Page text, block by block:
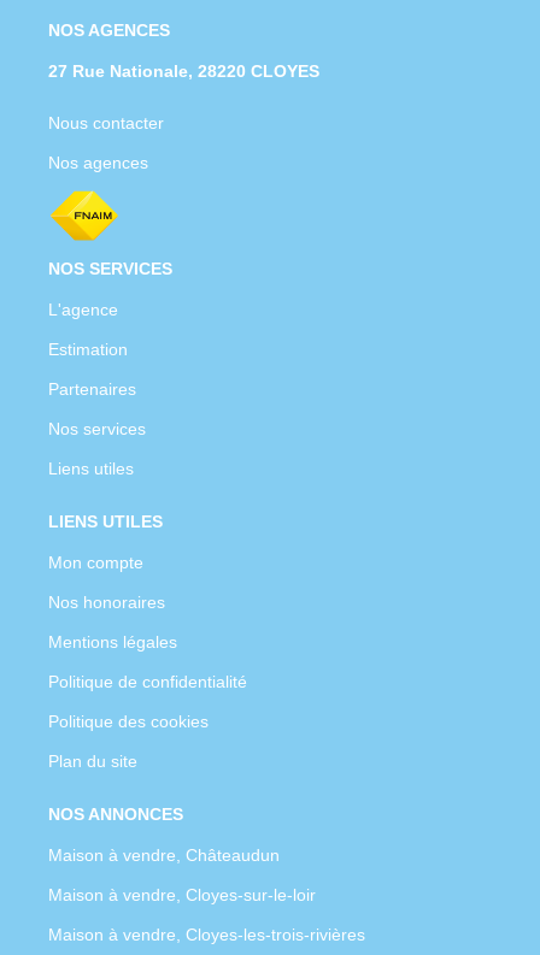
NOS AGENCES
27 Rue Nationale, 28220 CLOYES
Nous contacter
Nos agences
NOS SERVICES
L'agence
Estimation
Partenaires
Nos services
Liens utiles
LIENS UTILES
Mon compte
Nos honoraires
Mentions légales
Politique de confidentialité
Politique des cookies
Plan du site
NOS ANNONCES
Maison à vendre, Châteaudun
Maison à vendre, Cloyes-sur-le-loir
Maison à vendre, Cloyes-les-trois-rivières